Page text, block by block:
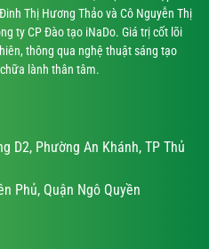
Thị Hương Thảo và Cô Nguyễn Thị
ty CP Đào tạo iNaDo. Giá trị cốt lõi
thông qua nghệ thuật sáng tạo
lành thân tâm.
D2, Phường An Khánh, TP Thủ
Phủ, Quận Ngô Quyền